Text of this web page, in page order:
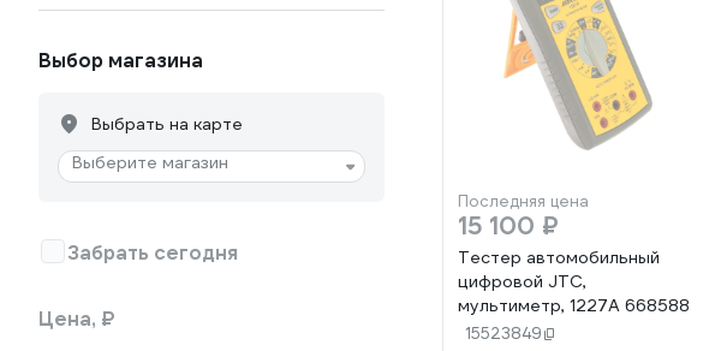
Выбор магазина
Выбрать на карте
Выберите магазин
Забрать сегодня
Цена, ₽
Последняя цена
15 100 ₽
Тестер автомобильный
цифровой JTC,
мультиметр, 1227A 668588
15523849